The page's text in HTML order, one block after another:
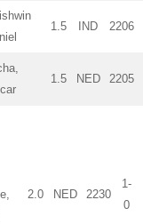
1.5 IND 2206
1.5 NED 2205
2.0 NED 2230
1-
0